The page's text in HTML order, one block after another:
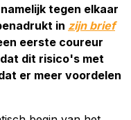
tegen elkaar
in zijn brief
eerste coureur
dit risico's met
er meer voordelen